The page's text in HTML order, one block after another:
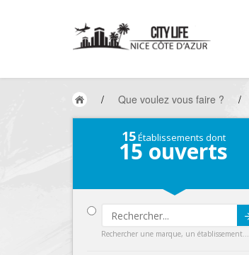
/ Que voulez vous faire ? /
15Établissements dont
15 ouverts
Rechercher une marque, un établissement...